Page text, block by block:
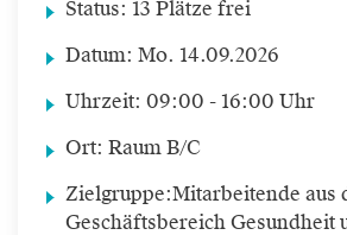
Status: 13 Plätze frei
Datum: Mo. 14.09.2026
Uhrzeit: 09:00 - 16:00 Uhr
Ort: Raum B/C
Zielgruppe:Mitarbeitende aus
Geschäftsbereich Gesundheit